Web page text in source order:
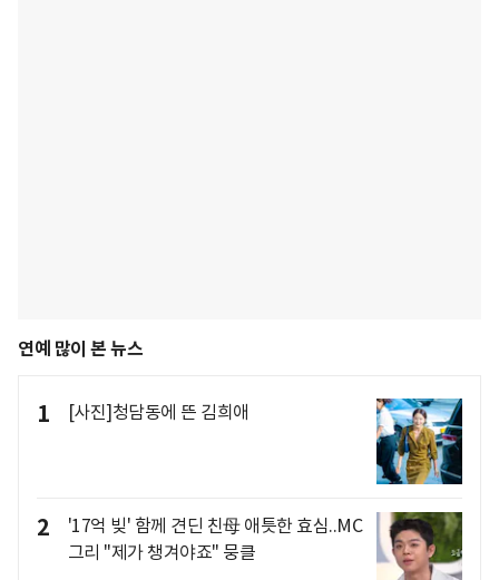
연예 많이 본 뉴스
1 [사진]청담동에 뜬 김희애
2
'17억 빚' 함께 견딘 친母 애틋한 효심..MC
그리 "제가 챙겨야죠" 뭉클